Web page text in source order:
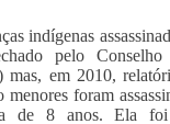
indígenas
pelo Conselho
mas, em 2010,
foram
de 8 anos. Ela foi